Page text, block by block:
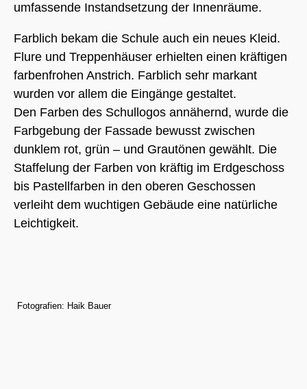
umfassende Instandsetzung der Innenräume.
Farblich bekam die Schule auch ein neues Kleid.
Flure und Treppenhäuser erhielten einen kräftigen
farbenfrohen Anstrich. Farblich sehr markant
wurden vor allem die Eingänge gestaltet.
Den Farben des Schullogos annähernd, wurde die
Farbgebung der Fassade bewusst zwischen
dunklem rot, grün – und Grautönen gewählt. Die
Staffelung der Farben von kräftig im Erdgeschoss
bis Pastellfarben in den oberen Geschossen
verleiht dem wuchtigen Gebäude eine natürliche
Leichtigkeit.
Fotografien: Haik Bauer